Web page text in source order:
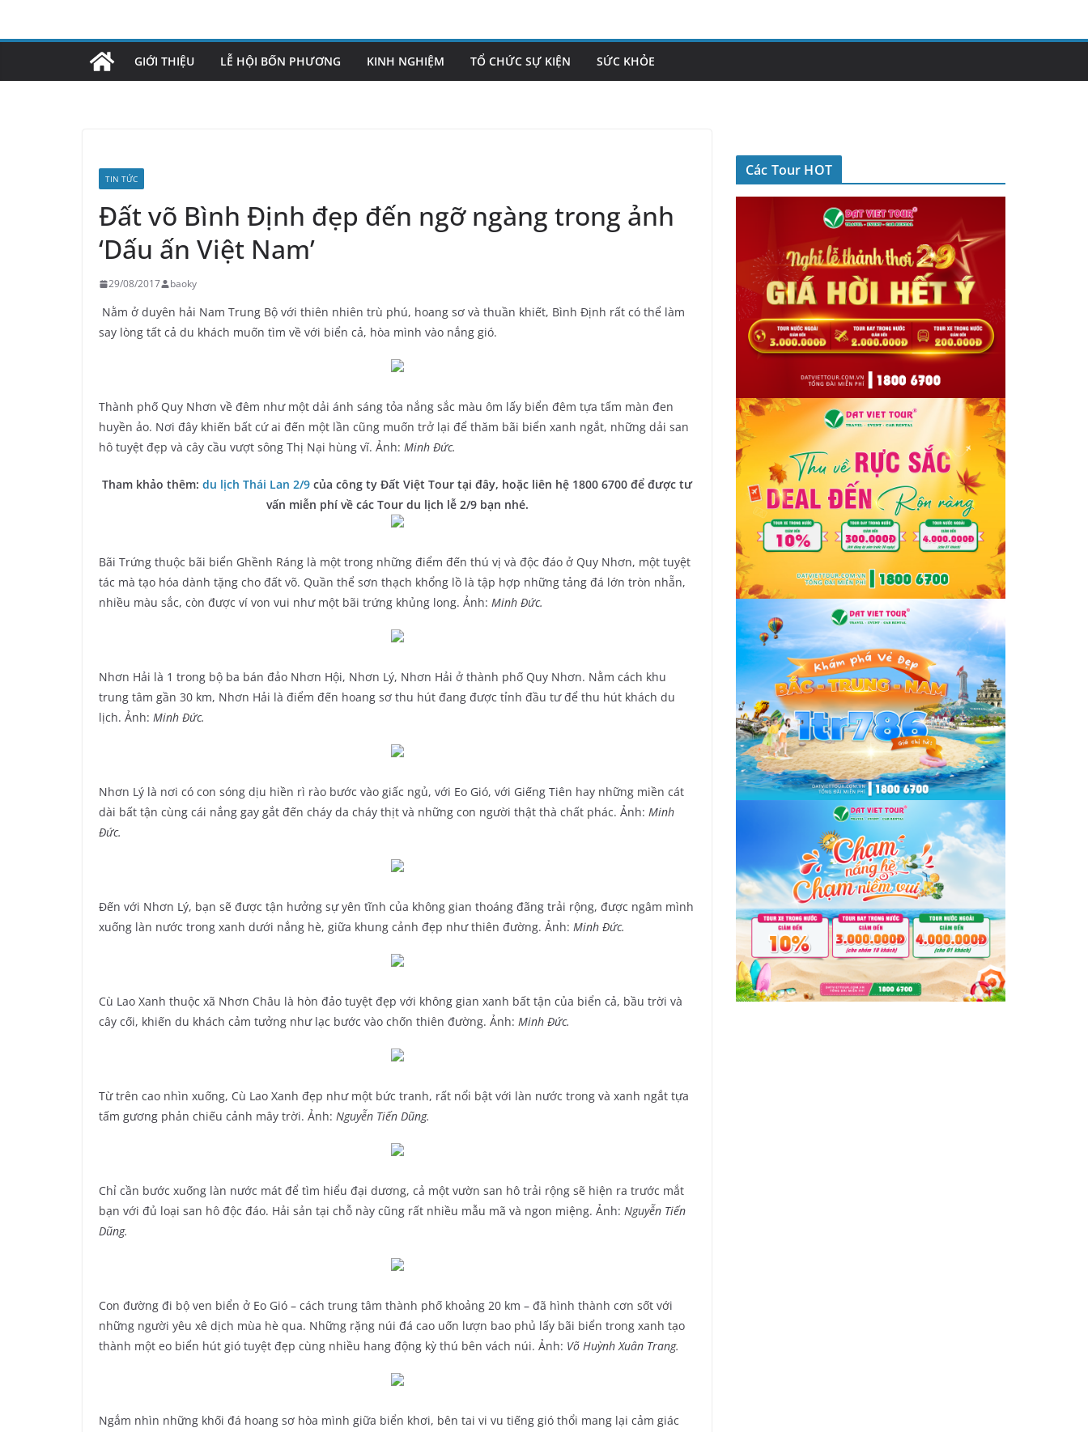
GIỚI THIỆU LỄ HỘI BỐN PHƯƠNG KINH NGHIỆM TỔ CHỨC SỰ KIỆN SỨC KHỎE
TIN TỨC
Đất võ Bình Định đẹp đến ngỡ ngàng trong ảnh
‘Dấu ấn Việt Nam’
29/08/2017 baoky
Nằm ở duyên hải Nam Trung Bộ với thiên nhiên trù phú, hoang sơ và thuần khiết, Bình Định rất có thể làm
say lòng tất cả du khách muốn tìm về với biển cả, hòa mình vào nắng gió.
Thành phố Quy Nhơn về đêm như một dải ánh sáng tỏa nắng sắc màu ôm lấy biển đêm tựa tấm màn đen
huyền ảo. Nơi đây khiến bất cứ ai đến một lần cũng muốn trở lại để thăm bãi biển xanh ngắt, những dải san
hô tuyệt đẹp và cây cầu vượt sông Thị Nại hùng vĩ. Ảnh: Minh Đức.
Tham khảo thêm: du lịch Thái Lan 2/9 của công ty Đất Việt Tour tại đây, hoặc liên hệ 1800 6700 để được tư
vấn miễn phí về các Tour du lịch lễ 2/9 bạn nhé.
Bãi Trứng thuộc bãi biển Ghềnh Ráng là một trong những điểm đến thú vị và độc đáo ở Quy Nhơn, một tuyệt
tác mà tạo hóa dành tặng cho đất võ. Quần thể sơn thạch khổng lồ là tập hợp những tảng đá lớn tròn nhẵn,
nhiều màu sắc, còn được ví von vui như một bãi trứng khủng long. Ảnh: Minh Đức.
Nhơn Hải là 1 trong bộ ba bán đảo Nhơn Hội, Nhơn Lý, Nhơn Hải ở thành phố Quy Nhơn. Nằm cách khu
trung tâm gần 30 km, Nhơn Hải là điểm đến hoang sơ thu hút đang được tỉnh đầu tư để thu hút khách du
lịch. Ảnh: Minh Đức.
Nhơn Lý là nơi có con sóng dịu hiền rì rào bước vào giấc ngủ, với Eo Gió, với Giếng Tiên hay những miền cát
dài bất tận cùng cái nắng gay gắt đến cháy da cháy thịt và những con người thật thà chất phác. Ảnh: Minh
Đức.
Đến với Nhơn Lý, bạn sẽ được tận hưởng sự yên tĩnh của không gian thoáng đãng trải rộng, được ngâm mình
xuống làn nước trong xanh dưới nắng hè, giữa khung cảnh đẹp như thiên đường. Ảnh: Minh Đức.
Cù Lao Xanh thuộc xã Nhơn Châu là hòn đảo tuyệt đẹp với không gian xanh bất tận của biển cả, bầu trời và
cây cối, khiến du khách cảm tưởng như lạc bước vào chốn thiên đường. Ảnh: Minh Đức.
Từ trên cao nhìn xuống, Cù Lao Xanh đẹp như một bức tranh, rất nổi bật với làn nước trong và xanh ngắt tựa
tấm gương phản chiếu cảnh mây trời. Ảnh: Nguyễn Tiến Dũng.
Chỉ cần bước xuống làn nước mát để tìm hiểu đại dương, cả một vườn san hô trải rộng sẽ hiện ra trước mắt
bạn với đủ loại san hô độc đáo. Hải sản tại chỗ này cũng rất nhiều mẫu mã và ngon miệng. Ảnh: Nguyễn Tiến
Dũng.
Con đường đi bộ ven biển ở Eo Gió – cách trung tâm thành phố khoảng 20 km – đã hình thành cơn sốt với
những người yêu xê dịch mùa hè qua. Những rặng núi đá cao uốn lượn bao phủ lấy bãi biển trong xanh tạo
thành một eo biển hút gió tuyệt đẹp cùng nhiều hang động kỳ thú bên vách núi. Ảnh: Võ Huỳnh Xuân Trang.
Ngắm nhìn những khối đá hoang sơ hòa mình giữa biển khơi, bên tai vi vu tiếng gió thổi mang lại cảm giác
Các Tour HOT